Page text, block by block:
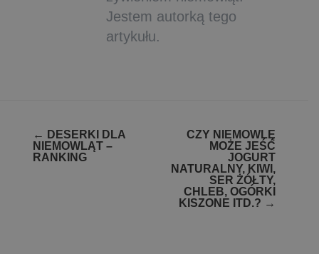
Jestem autorką tego
artykułu.
Zobacz
wpisy
← DESERKI DLA
NIEMOWLĄT –
RANKING
CZY NIEMOWLĘ
MOŻE JEŚĆ
JOGURT
NATURALNY, KIWI,
SER ŻÓŁTY,
CHLEB, OGÓRKI
KISZONE ITD.? →